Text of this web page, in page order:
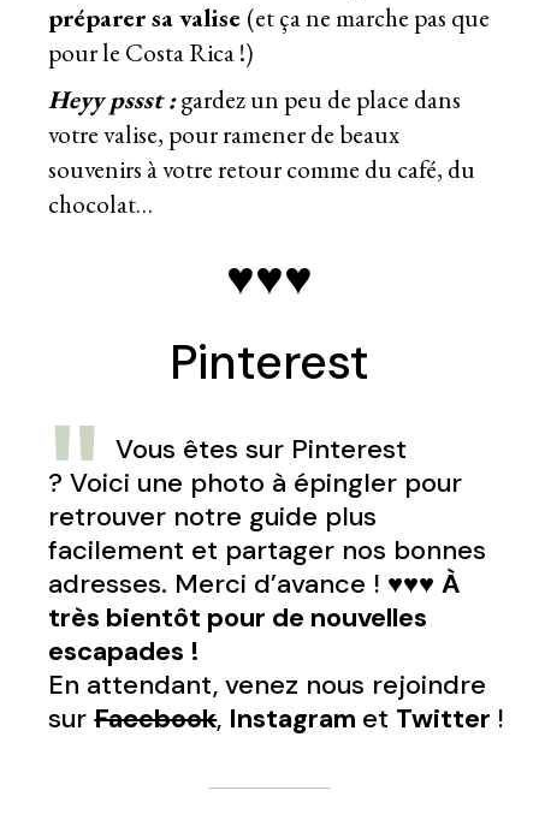
préparer sa valise (et ça ne marche pas que
pour le Costa Rica !)
Heyy pssst :gardez un peu de place dans
votre valise, pour ramener de beaux
souvenirs à votre retour comme du café, du
chocolat…
♥♥♥
Pinterest
Vous êtes sur Pinterest
? Voici une photo à épingler pour
retrouver notre guide plus
facilement et partager nos bonnes
adresses. Merci d’avance ! ♥♥♥ À
très bientôt pour de nouvelles
escapades !
En attendant, venez nous rejoindre
surFacebook, Instagram et Twitter !